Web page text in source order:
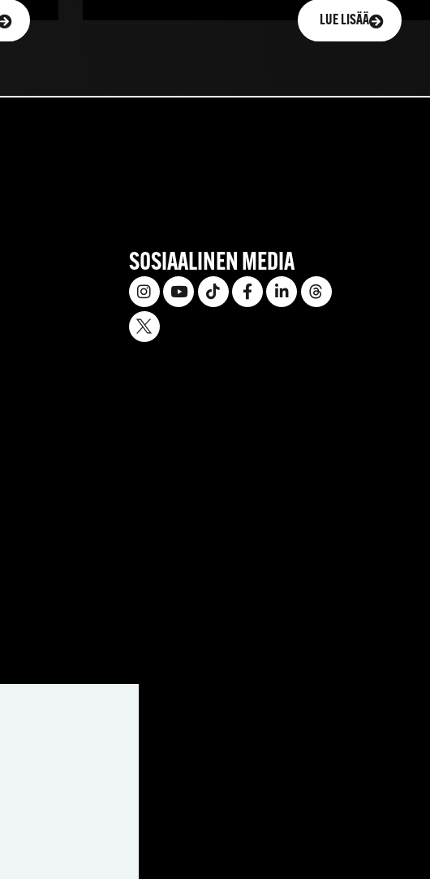
LUE LISÄÄ
SOSIAALINEN MEDIA